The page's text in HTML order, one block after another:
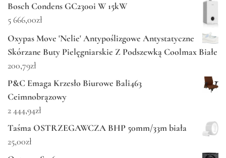
Bosch Condens GC2300i W 15kW
5 666,00zł
Oxypas Move 'Nelie' Antypoślizgowe Antystatyczne
Skórzane Buty Pielęgniarskie Z Podszewką Coolmax Białe
200,79zł
P&C Emaga Krzesło Biurowe Bali463
Ceimnobrązowy
2 444,94zł
Taśma OSTRZEGAWCZA BHP 50mm/33m biała
25,00zł